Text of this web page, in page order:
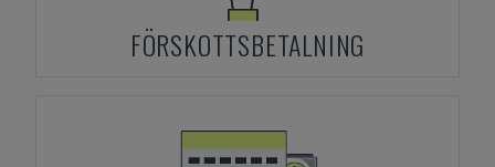
FÖRSKOTTSBETALNING